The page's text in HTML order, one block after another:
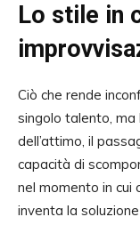
Lo stile in
Ciò che rende
singolo talento,
dell’attimo, il
capacità di
nel momento in cui
inventa la